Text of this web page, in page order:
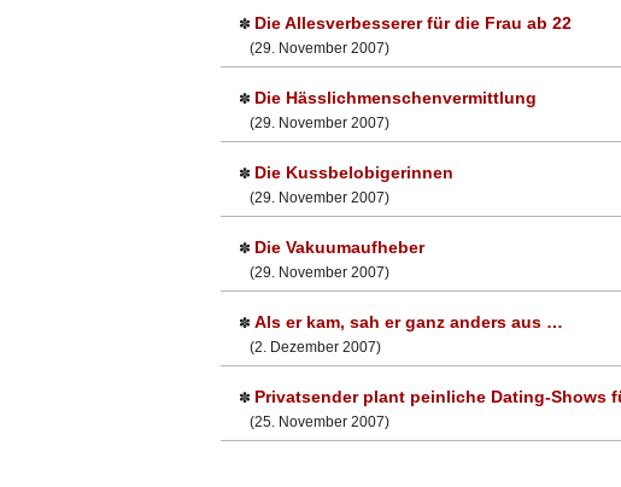
✽ Die Allesverbesserer für die Frau ab 22
(29. November 2007)
✽ Die Hässlichmenschenvermittlung
(29. November 2007)
✽ Die Kussbelobigerinnen
(29. November 2007)
✽ Die Vakuumaufheber
(29. November 2007)
✽ Als er kam, sah er ganz anders aus …
(2. Dezember 2007)
✽ Privatsender plant peinliche Dating-Shows
(25. November 2007)